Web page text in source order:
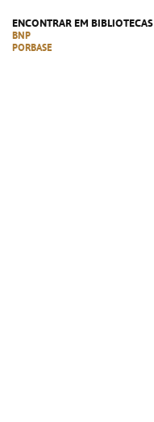
ENCONTRAR EM BIBLIOTECAS
BNP
PORBASE